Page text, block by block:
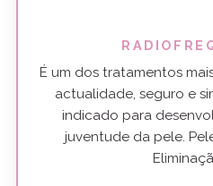
É um dos tratamentos
actualidade, seguro e
indicado para
juventude da pele.